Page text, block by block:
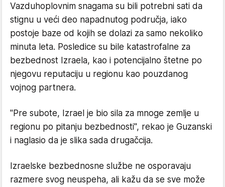
Vazduhoplovnim snagama su bili potrebni sati da
stignu u veći deo napadnutog područja, iako
postoje baze od kojih se dolazi za samo nekoliko
minuta leta. Posledice su bile katastrofalne za
bezbednost Izraela, kao i potencijalno štetne po
njegovu reputaciju u regionu kao pouzdanog
vojnog partnera.
"Pre subote, Izrael je bio sila za mnoge zemlje u
regionu po pitanju bezbednosti", rekao je Guzanski
i naglasio da je slika sada drugačcija.
Izraelske bezbednosne službe ne osporavaju
razmere svog neuspeha, ali kažu da se sve može